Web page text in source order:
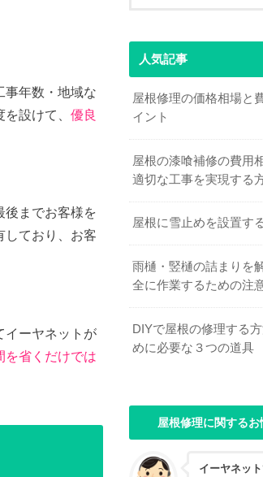
事年数・地域な
設けて、 優良
後までお客様を
しており、お客
イーヤネットが
を省くだけでは
人気記事
屋根修理の価格相場と
イント
屋根の漆喰補修の費用
適切な工事を実現する
屋根に雪止めを設置す
雨樋・竪樋の詰まりを
全に作業するための注
DIYで屋根の修理する
めに必要な３つの道具
屋根修理に関する
イーヤネッ